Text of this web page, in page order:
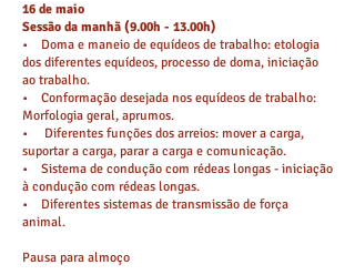
16 de maio
Sessão da manhã (9.00h - 13.00h)
• Doma e maneio de equídeos de trabalho: etologia
dos diferentes equídeos, processo de doma, iniciação
ao trabalho.
• Conformação desejada nos equídeos de trabalho:
Morfologia geral, aprumos.
• Diferentes funções dos arreios: mover a carga,
suportar a carga, parar a carga e comunicação.
• Sistema de condução com rédeas longas - iniciação
à condução com rédeas longas.
• Diferentes sistemas de transmissão de força
animal.
Pausa para almoço